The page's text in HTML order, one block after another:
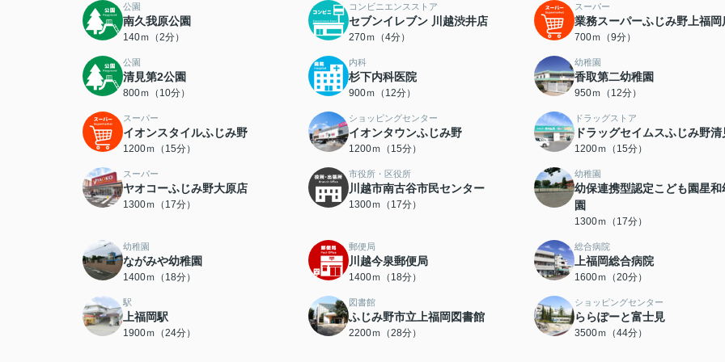
公園
南久我原公園
140ｍ（2分）
コンビニエンスストア
セブンイレブン 川越渋井店
270ｍ（4分）
スーパー
業務スーパーふじみ野上福岡
700ｍ（9分）
公園
清見第2公園
800ｍ（10分）
内科
杉下内科医院
900ｍ（12分）
幼稚園
香取第二幼稚園
950ｍ（12分）
スーパー
イオンスタイルふじみ野
1200ｍ（15分）
ショッピングセンター
イオンタウンふじみ野
1200ｍ（15分）
ドラッグストア
ドラッグセイムスふじみ野清
1200ｍ（15分）
スーパー
ヤオコーふじみ野大原店
1300ｍ（17分）
市役所・区役所
川越市南古谷市民センター
1300ｍ（17分）
幼稚園
幼保連携型認定こども園星和
園
1300ｍ（17分）
幼稚園
ながみや幼稚園
1400ｍ（18分）
郵便局
川越今泉郵便局
1400ｍ（18分）
総合病院
上福岡総合病院
1600ｍ（20分）
駅
上福岡駅
1900ｍ（24分）
図書館
ふじみ野市立上福岡図書館
2200ｍ（28分）
ショッピングセンター
ららぽーと富士見
3500ｍ（44分）